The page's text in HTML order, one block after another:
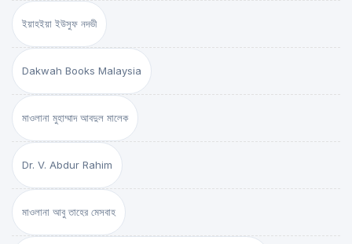
ইয়াহইয়া ইউসুফ নদভী
Dakwah Books Malaysia
মাওলানা মুহাম্মাদ আবদুল মালেক
Dr. V. Abdur Rahim
মাওলানা আবু তাহের মেসবাহ